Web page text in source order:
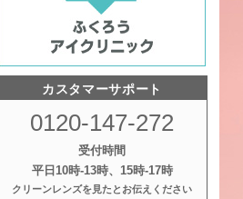
カスタマーサポート
0120-147-272
受付時間
平日10時‐13時、15時‐17時
クリーンレンズを見たとお伝えください